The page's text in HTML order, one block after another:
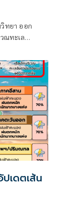
ทยา ออก
ณทะเล
เดตเส้น